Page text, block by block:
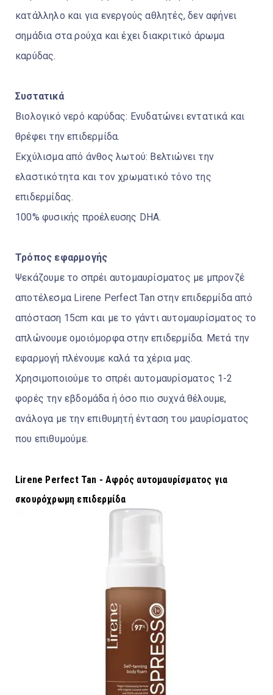
κατάλληλο και για ενεργούς αθλητές, δεν αφήνει
σημάδια στα ρούχα και έχει διακριτικό άρωμα
καρύδας.
Συστατικά
Βιολογικό νερό καρύδας: Ενυδατώνει εντατικά και
θρέφει την επιδερμίδα.
Εκχύλισμα από άνθος λωτού: Βελτιώνει την
ελαστικότητα και τον χρωματικό τόνο της
επιδερμίδας.
100% φυσικής προέλευσης DHA.
Τρόπος εφαρμογής
Ψεκάζουμε το σπρέι αυτομαυρίσματος με μπρονζέ
αποτέλεσμα Lirene Perfect Tan στην επιδερμίδα από
απόσταση 15cm και με το γάντι αυτομαυρίσματος το
απλώνουμε ομοιόμορφα στην επιδερμίδα. Μετά την
εφαρμογή πλένουμε καλά τα χέρια μας.
Χρησιμοποιούμε το σπρέι αυτομαυρίσματος 1-2
φορές την εβδομάδα ή όσο πιο συχνά θέλουμε,
ανάλογα με την επιθυμητή ένταση του μαυρίσματος
που επιθυμούμε.
Lirene Perfect Tan - Αφρός αυτομαυρίσματος για
σκουρόχρωμη επιδερμίδα